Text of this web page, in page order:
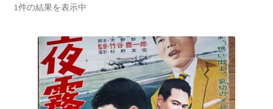
プ
リンクの旅
1件の結果を表示中